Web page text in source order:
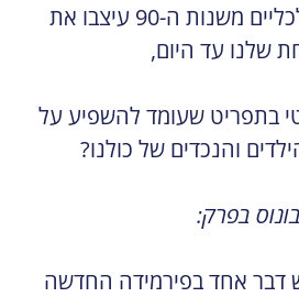
איך אינטרסים כלכליים משנות ה-90 עיצבו את
שלנו עד היום,
בתפריט שעומד להשפיע על
והנכדים של כולנו?
בונוס בפרק:
דבר אחד בפירמידה החדשה